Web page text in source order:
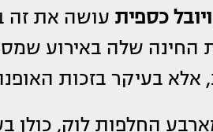
ויובל כספית עושה את זה
החינה שלה באירוע
אלא בעיקר בזכות
החלפות לוק, כולן